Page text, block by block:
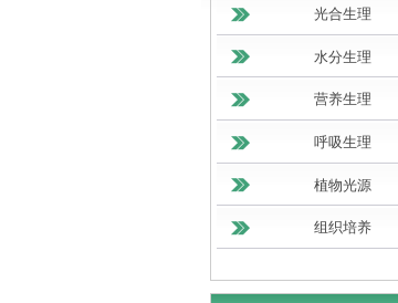
光合生理
水分生理
营养生理
呼吸生理
植物光源
组织培养